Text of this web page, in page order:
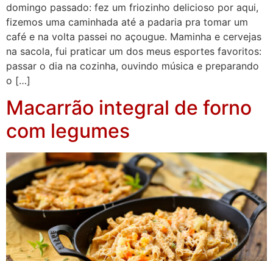
domingo passado: fez um friozinho delicioso por aqui,
fizemos uma caminhada até a padaria pra tomar um
café e na volta passei no açougue. Maminha e cervejas
na sacola, fui praticar um dos meus esportes favoritos:
passar o dia na cozinha, ouvindo música e preparando
o […]
Macarrão integral de forno
com legumes